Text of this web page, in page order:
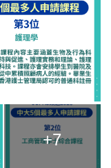
+7